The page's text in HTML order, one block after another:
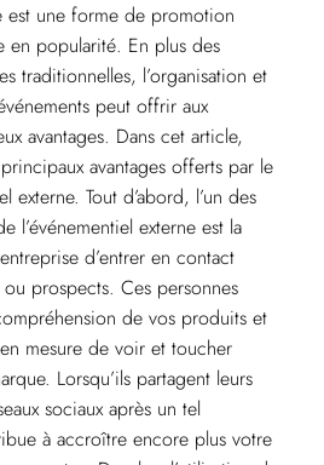
est une forme de promotion
en popularité. En plus des
traditionnelles, l’organisation et
peut offrir aux
avantages. Dans cet article,
avantages offerts par le
externe. Tout d’abord, l’un des
l’événementiel externe est la
d’entrer en contact
prospects. Ces personnes
de vos produits et
mesure de voir et toucher
Lorsqu’ils partagent leurs
sociaux après un tel
à accroître encore plus votre